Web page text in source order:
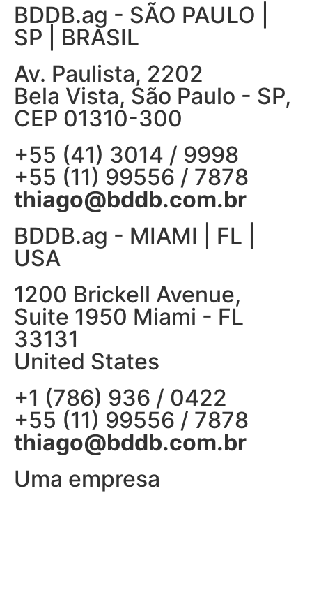
BDDB.ag - SÃO PAULO |
SP | BRASIL
Av. Paulista, 2202
Bela Vista, São Paulo - SP,
CEP 01310-300
+55 (41) 3014 / 9998
+55 (11) 99556 / 7878
thiago@bddb.com.br
BDDB.ag - MIAMI | FL |
USA
1200 Brickell Avenue,
Suite 1950 Miami - FL
33131
United States
+1 (786) 936 / 0422
+55 (11) 99556 / 7878
thiago@bddb.com.br
Uma empresa